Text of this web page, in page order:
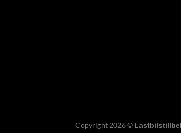
Copyright 2026 ©